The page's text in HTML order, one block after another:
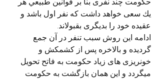
يك سعى خواهد داشت که نفر اول باشد و
عقیده خود را بدیگری بقبولاند.
ادامه این روش سبب تنفر در آن جمع
گردیده و بالاخره پس از کشمکش و
خونریزی های زیاد حکومت به فاتح تحویل
میگردد و این همان بازگشت به حکومت